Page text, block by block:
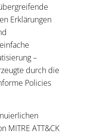
Erklärungen
–
durch die
Policies
MITRE ATT&CK